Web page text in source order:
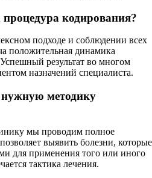
кодирования?
подходе и соблюдении всех
положительная динамика
результат во многом
назначений специалиста.
методику
мы проводим полное
выявить болезни, которые
для применения того или иного
тактика лечения.